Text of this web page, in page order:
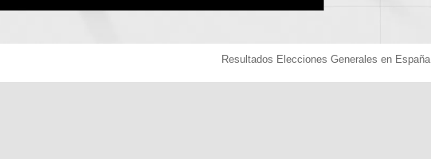
Resultados Elecciones Generales en España